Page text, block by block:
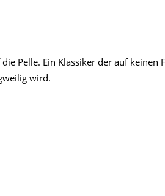
Pelle. Ein Klassiker der auf
wird.